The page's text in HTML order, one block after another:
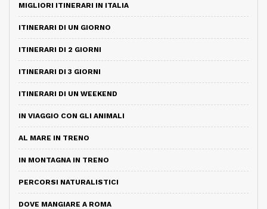
MIGLIORI ITINERARI IN ITALIA
ITINERARI DI UN GIORNO
ITINERARI DI 2 GIORNI
ITINERARI DI 3 GIORNI
ITINERARI DI UN WEEKEND
IN VIAGGIO CON GLI ANIMALI
AL MARE IN TRENO
IN MONTAGNA IN TRENO
PERCORSI NATURALISTICI
DOVE MANGIARE A ROMA